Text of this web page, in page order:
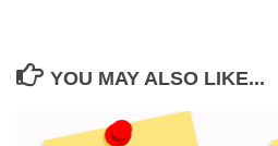
YOU MAY ALSO LIKE...